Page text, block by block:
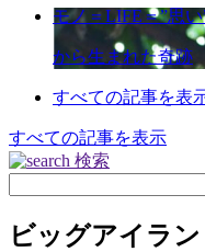
モノ＝LIFE＝”思い
から生まれた奇跡
すべての記事を表
すべての記事を表示
検索
ビッグアイラ